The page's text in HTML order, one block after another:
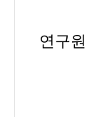
연구원